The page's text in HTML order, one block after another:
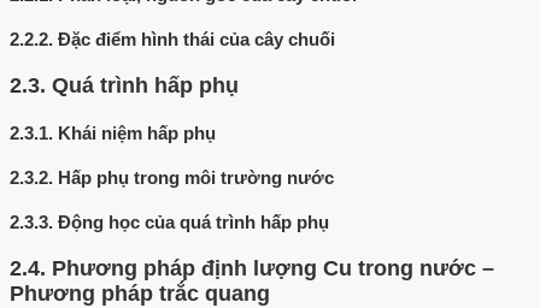
2.2.2. Đặc điểm hình thái của cây chuối
2.3. Quá trình hấp phụ
2.3.1. Khái niệm hấp phụ
2.3.2. Hấp phụ trong môi trường nước
2.3.3. Động học của quá trình hấp phụ
2.4. Phương pháp định lượng Cu trong nước –
Phương pháp trắc quang